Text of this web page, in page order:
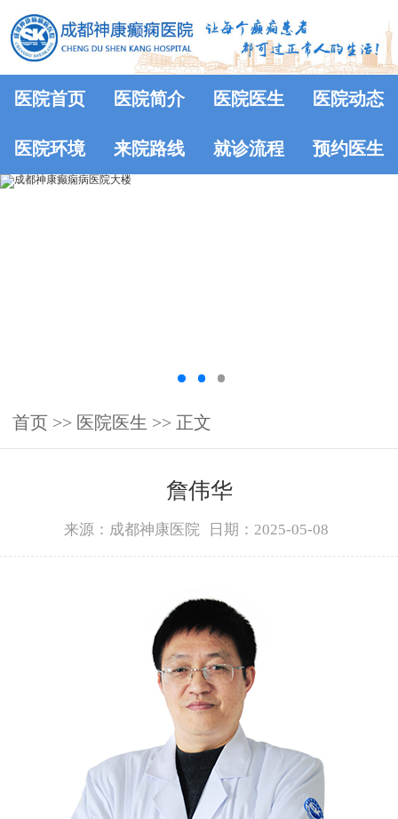
医院首页 医院简介 医院医生 医院动态
医院环境 来院路线 就诊流程 预约医生
首页 >> 医院医生 >> 正文
詹伟华
来源：成都神康医院 日期：2025-05-08